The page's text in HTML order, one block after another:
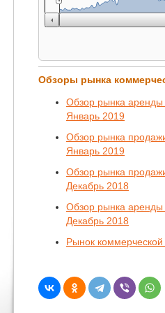
Обзоры рынка
Обзор рынка аренды
Январь 2019
Обзор рынка
Январь 2019
Обзор рынка
Декабрь 2018
Обзор рынка аренды
Декабрь 2018
Рынок